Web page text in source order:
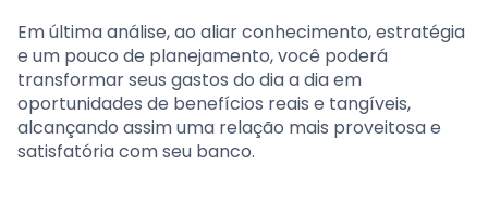
Em última análise, ao aliar conhecimento, estratégia
e um pouco de planejamento, você poderá
transformar seus gastos do dia a dia em
oportunidades de benefícios reais e tangíveis,
alcançando assim uma relação mais proveitosa e
satisfatória com seu banco.